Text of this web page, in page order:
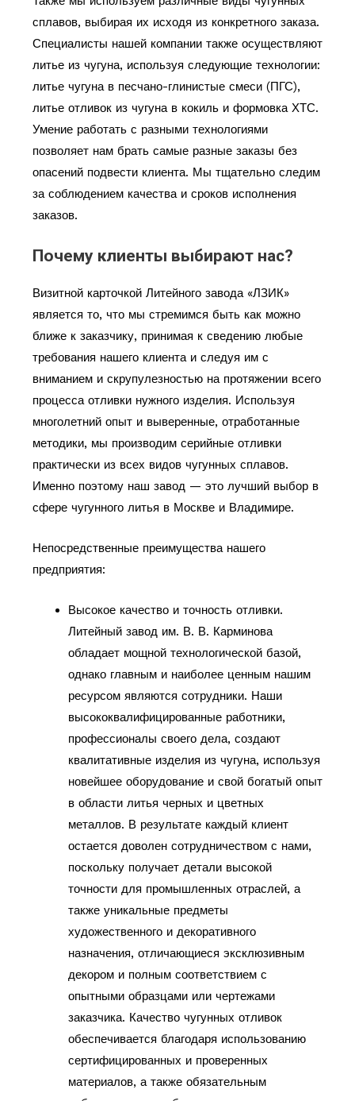
сплавов, выбирая их исходя из конкретного заказа.
Специалисты нашей компании также осуществляют
литье из чугуна, используя следующие технологии:
литье чугуна в песчано-глинистые смеси (ПГС),
литье отливок из чугуна в кокиль и формовка ХТС.
Умение работать с разными технологиями
позволяет нам брать самые разные заказы без
опасений подвести клиента. Мы тщательно следим
за соблюдением качества и сроков исполнения
заказов.
Почему клиенты выбирают нас?
Визитной карточкой Литейного завода «ЛЗИК»
является то, что мы стремимся быть как можно
ближе к заказчику, принимая к сведению любые
требования нашего клиента и следуя им с
вниманием и скрупулезностью на протяжении всего
процесса отливки нужного изделия. Используя
многолетний опыт и выверенные, отработанные
методики, мы производим серийные отливки
практически из всех видов чугунных сплавов.
Именно поэтому наш завод — это лучший выбор в
сфере чугунного литья в Москве и Владимире.
Непосредственные преимущества нашего
предприятия:
Высокое качество и точность отливки.
Литейный завод им. В. В. Карминова
обладает мощной технологической базой,
однако главным и наиболее ценным нашим
ресурсом являются сотрудники. Наши
высококвалифицированные работники,
профессионалы своего дела, создают
квалитативные изделия из чугуна, используя
новейшее оборудование и свой богатый опыт
в области литья черных и цветных
металлов. В результате каждый клиент
остается доволен сотрудничеством с нами,
поскольку получает детали высокой
точности для промышленных отраслей, а
также уникальные предметы
художественного и декоративного
назначения, отличающиеся эксклюзивным
декором и полным соответствием с
опытными образцами или чертежами
заказчика. Качество чугунных отливок
обеспечивается благодаря использованию
сертифицированных и проверенных
материалов, а также обязательным